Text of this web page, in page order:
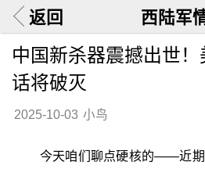
返回 西陆军
中国新杀器震撼出世
话将破灭
2025-10-03 小鸟
今天咱们聊点硬核的——近期